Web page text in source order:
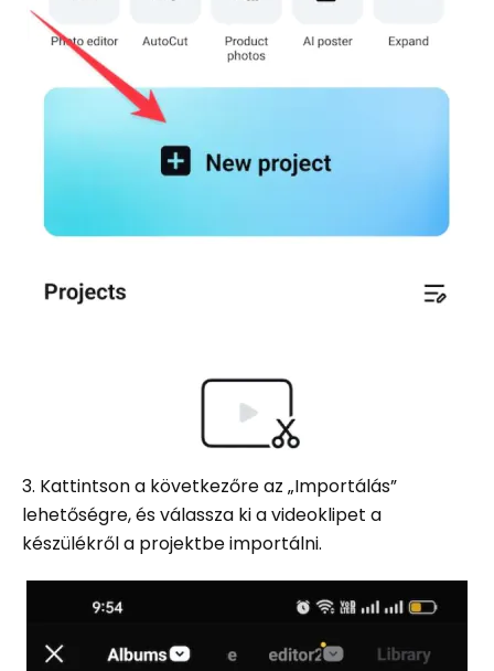
3. Kattintson a következőre az „Importálás”
lehetőségre, és válassza ki a videoklipet a
készülékről a projektbe importálni.